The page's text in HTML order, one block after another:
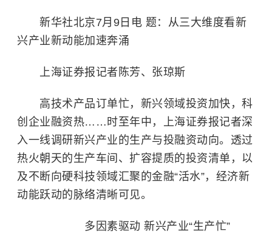
新华社北京7月9日电 题：从三大维度看新
兴产业新动能加速奔涌
上海证券报记者陈芳、张琼斯
高技术产品订单忙，新兴领域投资加快，科
创企业融资热……时至年中，上海证券报记者深
入一线调研新兴产业的生产与投融资动向。透过
热火朝天的生产车间、扩容提质的投资清单，以
及不断向硬科技领域汇聚的金融“活水”，经济新
动能跃动的脉络清晰可见。
多因素驱动 新兴产业“生产忙”